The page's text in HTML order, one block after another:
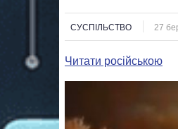
СУСПІЛЬСТВО 27
Читати російською